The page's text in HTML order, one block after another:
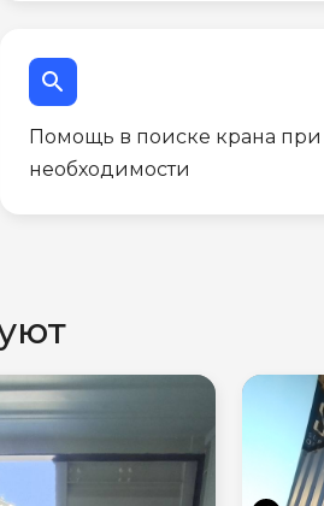
search
Помощь в поиске крана при
необходимости